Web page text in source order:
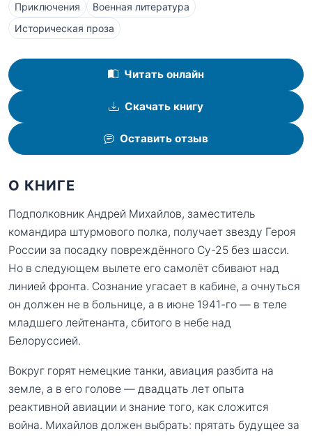
Приключения
Военная литература
Историческая проза
Читать онлайн
Скачать книгу
Оставить отзыв
О КНИГЕ
Подполковник Андрей Михайлов, заместитель
командира штурмового полка, получает звезду Героя
России за посадку повреждённого Су-25 без шасси.
Но в следующем вылете его самолёт сбивают над
линией фронта. Сознание угасает в кабине, а очнуться
он должен не в больнице, а в июне 1941-го — в теле
младшего лейтенанта, сбитого в небе над
Белоруссией.
Вокруг горят немецкие танки, авиация разбита на
земле, а в его голове — двадцать лет опыта
реактивной авиации и знание того, как сложится
война. Михайлов должен выбрать: прятать будущее за